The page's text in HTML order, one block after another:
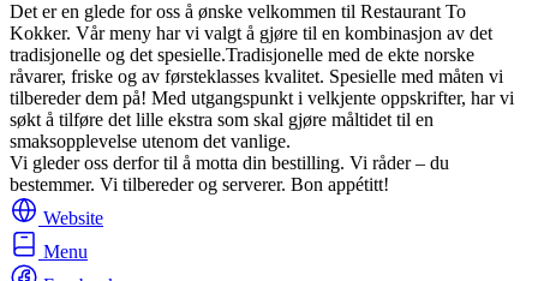
Det er en glede for oss å ønske velkommen til Restaurant To
Kokker. Vår meny har vi valgt å gjøre til en kombinasjon av det
tradisjonelle og det spesielle.Tradisjonelle med de ekte norske
råvarer, friske og av førsteklasses kvalitet. Spesielle med måten vi
tilbereder dem på! Med utgangspunkt i velkjente oppskrifter, har vi
søkt å tilføre det lille ekstra som skal gjøre måltidet til en
smaksopplevelse utenom det vanlige.
Vi gleder oss derfor til å motta din bestilling. Vi råder – du
bestemmer. Vi tilbereder og serverer. Bon appétitt!
Website
Menu